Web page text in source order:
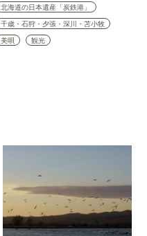
北海道の日本遺産「炭鉄港」
千歳・石狩・夕張・深川・苫小牧
美唄
観光